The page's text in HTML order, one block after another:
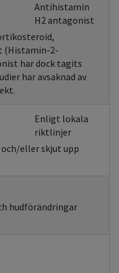
Antihistamin
H2 antagonist
(Histamin-2-
har dock tagits
har avsaknad av
Enligt lokala
riktlinjer
eller skjut upp
hudförändringar